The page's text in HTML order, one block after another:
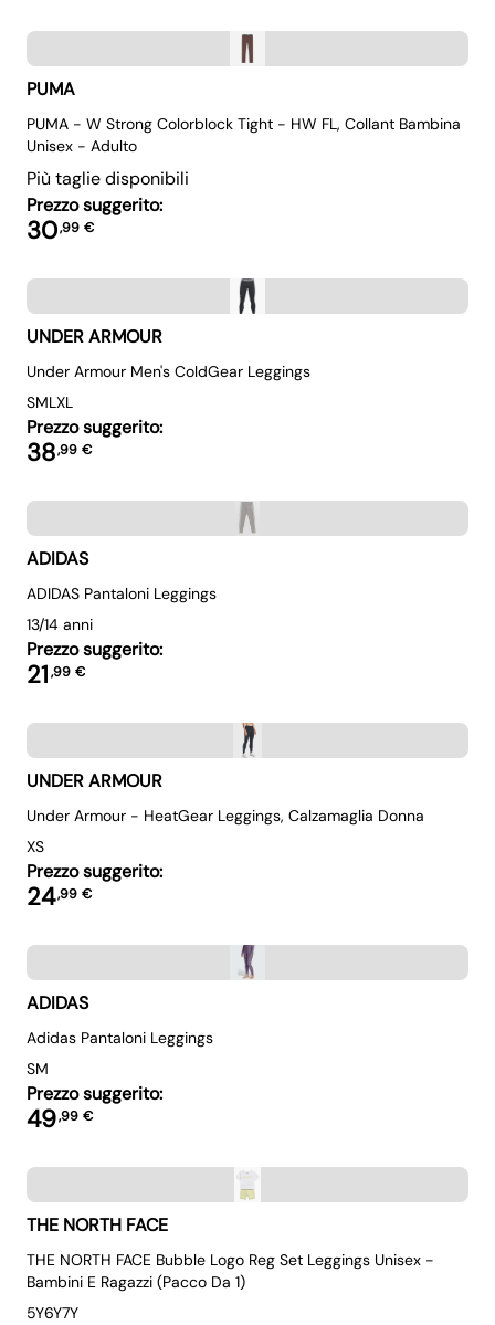
PUMA
PUMA - W Strong Colorblock Tight - HW FL, Collant Bambina
Unisex - Adulto
Più taglie disponibili
Prezzo suggerito:
30,99 €
UNDER ARMOUR
Under Armour Men's ColdGear Leggings
SMLXL
Prezzo suggerito:
38,99 €
ADIDAS
ADIDAS Pantaloni Leggings
13/14 anni
Prezzo suggerito:
21,99 €
UNDER ARMOUR
Under Armour - HeatGear Leggings, Calzamaglia Donna
XS
Prezzo suggerito:
24,99 €
ADIDAS
Adidas Pantaloni Leggings
SM
Prezzo suggerito:
49,99 €
THE NORTH FACE
THE NORTH FACE Bubble Logo Reg Set Leggings Unisex -
Bambini E Ragazzi (Pacco Da 1)
5Y6Y7Y